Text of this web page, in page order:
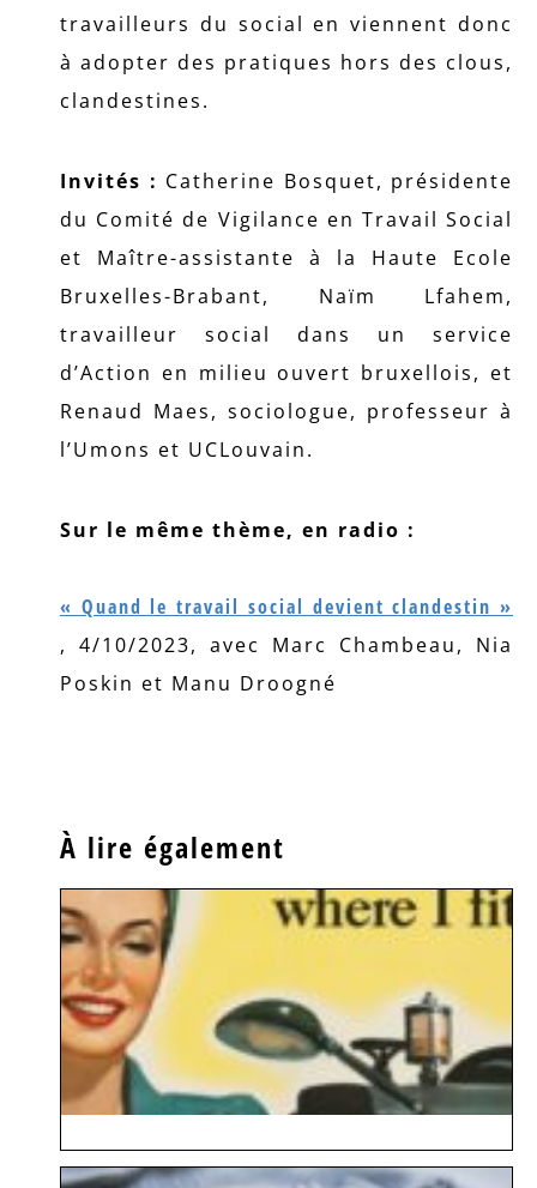
travailleurs du social en viennent donc
à adopter des pratiques hors des clous,
clandestines.
Invités : Catherine Bosquet, présidente
du Comité de Vigilance en Travail Social
et Maître-assistante à la Haute Ecole
Bruxelles-Brabant, Naïm Lfahem,
travailleur social dans un service
d’Action en milieu ouvert bruxellois, et
Renaud Maes, sociologue, professeur à
l’Umons et UCLouvain.
Sur le même thème, en radio :
« Quand le travail social devient clandestin »
, 4/10/2023, avec Marc Chambeau, Nia
Poskin et Manu Droogné
À lire également